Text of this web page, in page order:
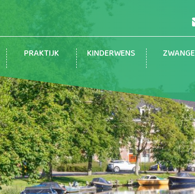
PRAKTIJK KINDERWENS